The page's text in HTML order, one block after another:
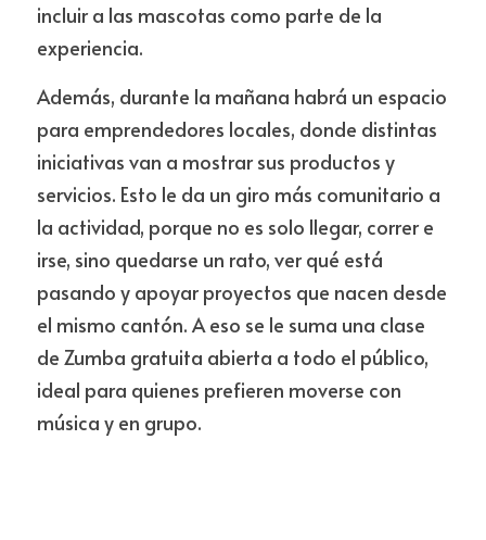
incluir a las mascotas como parte de la
experiencia.
Además, durante la mañana habrá un espacio
para emprendedores locales, donde distintas
iniciativas van a mostrar sus productos y
servicios. Esto le da un giro más comunitario a
la actividad, porque no es solo llegar, correr e
irse, sino quedarse un rato, ver qué está
pasando y apoyar proyectos que nacen desde
el mismo cantón. A eso se le suma una clase
de Zumba gratuita abierta a todo el público,
ideal para quienes prefieren moverse con
música y en grupo.